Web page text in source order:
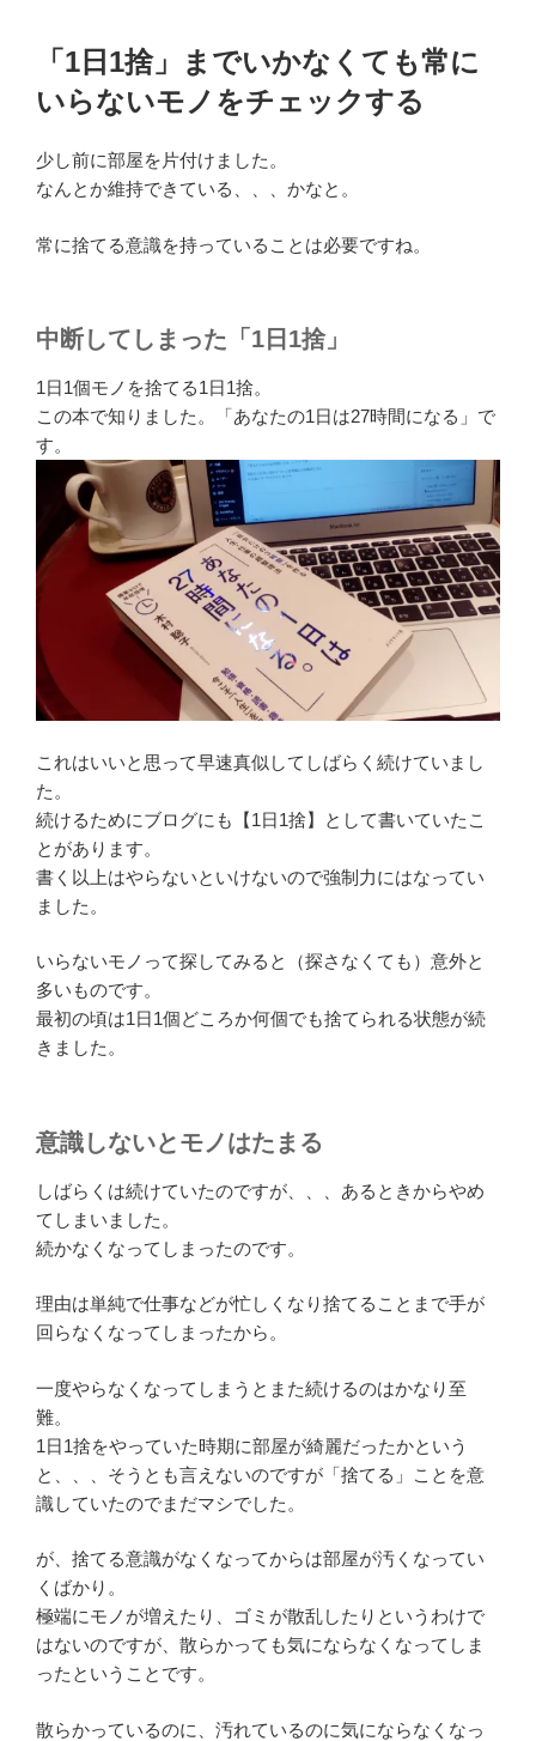
「1日1捨」までいかなくても常に
いらないモノをチェックする
少し前に部屋を片付けました。
なんとか維持できている、、、かなと。
常に捨てる意識を持っていることは必要ですね。
中断してしまった「1日1捨」
1日1個モノを捨てる1日1捨。
この本で知りました。「あなたの1日は27時間になる」で
す。
これはいいと思って早速真似してしばらく続けていまし
た。
続けるためにブログにも【1日1捨】として書いていたこ
とがあります。
書く以上はやらないといけないので強制力にはなってい
ました。
いらないモノって探してみると（探さなくても）意外と
多いものです。
最初の頃は1日1個どころか何個でも捨てられる状態が続
きました。
意識しないとモノはたまる
しばらくは続けていたのですが、、、あるときからやめ
てしまいました。
続かなくなってしまったのです。
理由は単純で仕事などが忙しくなり捨てることまで手が
回らなくなってしまったから。
一度やらなくなってしまうとまた続けるのはかなり至
難。
1日1捨をやっていた時期に部屋が綺麗だったかという
と、、、そうとも言えないのですが「捨てる」ことを意
識していたのでまだマシでした。
が、捨てる意識がなくなってからは部屋が汚くなってい
くばかり。
極端にモノが増えたり、ゴミが散乱したりというわけで
はないのですが、散らかっても気にならなくなってしま
ったということです。
散らかっているのに、汚れているのに気にならなくなっ